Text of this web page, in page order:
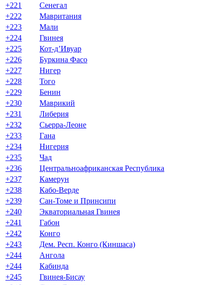
+221
Сенегал
+222
Мавритания
+223
Мали
+224
Гвинея
+225
Кот-д’Ивуар
+226
Буркина Фасо
+227
Нигер
+228
Того
+229
Бенин
+230
Маврикий
+231
Либерия
+232
Сьерра-Леоне
+233
Гана
+234
Нигерия
+235
Чад
+236
Центральноафриканская Республика
+237
Камерун
+238
Кабо-Верде
+239
Сан-Томе и Принсипи
+240
Экваториальная Гвинея
+241
Габон
+242
Конго
+243
Дем. Респ. Конго (Киншаса)
+244
Ангола
+244
Кабинда
+245
Гвинея-Бисау